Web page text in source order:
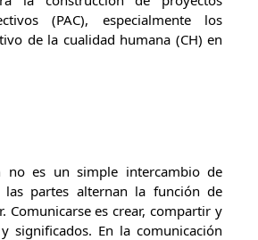
(PAC), especialmente los
de la cualidad humana (CH) en
no es un simple intercambio de
las partes alternan la función de
Comunicarse es crear, compartir y
significados. En la comunicación